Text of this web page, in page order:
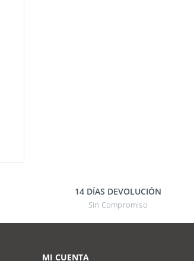
14 DÍAS DEVOLUCIÓN
Sin Compromiso
MI CUENTA